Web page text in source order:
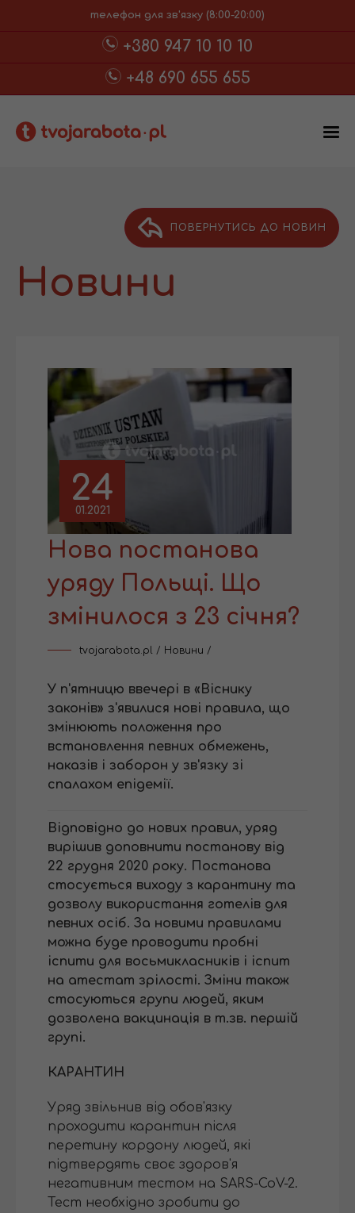
телефон для зв'язку (8:00-20:00)
+380 947 10 10 10
+48 690 655 655
ПОВЕРНУТИСЬ ДО НОВИН
Новини
24
01.2021
Нова постанова
уряду Польщі. Що
змінилося з 23 січня?
tvojarabota.pl / Новини /
У п'ятницю ввечері в «Віснику
законів» з'явилися нові правила, що
змінюють положення про
встановлення певних обмежень,
наказів і заборон у зв'язку зі
спалахом епідемії.
Відповідно до нових правил, уряд
вирішив доповнити постанову від
22 грудня 2020 року. Постанова
стосується виходу з карантину та
дозволу використання готелів для
певних осіб. За новими правилами
можна буде проводити пробні
іспити для восьмикласників і іспит
на атестат зрілості. Зміни також
стосуються групи людей, яким
дозволена вакцинація в т.зв. першій
групі.
КАРАНТИН
Уряд звільнив від обов'язку
проходити карантин після
перетину кордону людей, які
підтвердять своє здоров'я
негативним тестом на SARS-CoV-2.
Тест необхідно зробити до